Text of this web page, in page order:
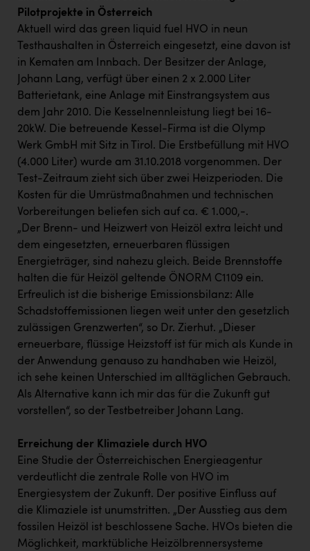
Pilotprojekte in Österreich
Aktuell wird das green liquid fuel HVO in neun
Testhaushalten in Österreich eingesetzt, eine davon ist
in Kematen am Innbach. Der Besitzer der Anlage,
Johann Lang, verfügt über einen 2 x 2.000 Liter
Batterietank, eine Anlage mit Einstrangsystem aus
dem Jahr 2010. Die Kesselnennleistung liegt bei 16-
20kW. Die betreuende Kessel-Firma ist die Olymp
Werk GmbH mit Sitz in Tirol. Die Erstbefüllung mit HVO
(4.000 Liter) wurde am 31.10.2018 vorgenommen. Der
Test-Zeitraum zieht sich über zwei Heizperioden. Die
Kosten für die Umrüstmaßnahmen und technischen
Vorbereitungen beliefen sich auf ca. € 1.000,-.
„Der Brenn- und Heizwert von Heizöl extra leicht und
dem eingesetzten, erneuerbaren flüssigen
Energieträger, sind nahezu gleich. Beide Brennstoffe
halten die für Heizöl geltende ÖNORM C1109 ein.
Erfreulich ist die bisherige Emissionsbilanz: Alle
Schadstoffemissionen liegen weit unter den gesetzlich
zulässigen Grenzwerten“, so Dr. Zierhut. „Dieser
erneuerbare, flüssige Heizstoff ist für mich als Kunde in
der Anwendung genauso zu handhaben wie Heizöl,
ich sehe keinen Unterschied im alltäglichen Gebrauch.
Als Alternative kann ich mir das für die Zukunft gut
vorstellen“, so der Testbetreiber Johann Lang.
Erreichung der Klimaziele durch HVO
Eine Studie der Österreichischen Energieagentur
verdeutlicht die zentrale Rolle von HVO im
Energiesystem der Zukunft. Der positive Einfluss auf
die Klimaziele ist unumstritten. „Der Ausstieg aus dem
fossilen Heizöl ist beschlossene Sache. HVOs bieten die
Möglichkeit, marktübliche Heizölbrennersysteme